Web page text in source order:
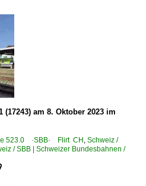
(17243) am 8. Oktober 2023 im
523.0 ·SBB· Flirt CH, Schweiz /
/ SBB | Schweizer Bundesbahnen /